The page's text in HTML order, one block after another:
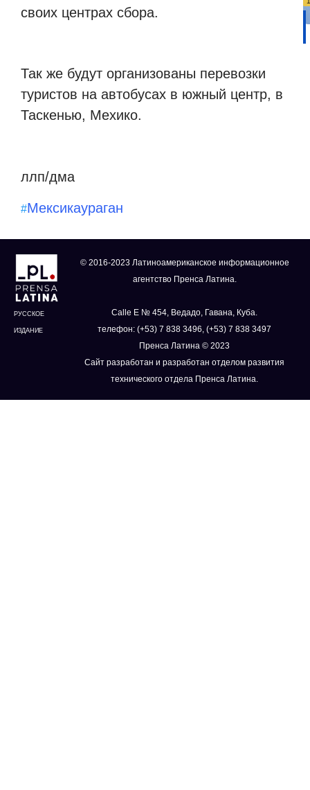
своих центрах сбора.
Так же будут организованы перевозки
туристов на автобусах в южный центр, в
Таскенью, Мехико.
ллп/дма
#Мексикаураган
РУССКОЕ
ИЗДАНИЕ
© 2016-2023 Латиноамериканское информационное
агентство Пренса Латина.
Calle E № 454, Ведадо, Гавана, Куба.
телефон: (+53) 7 838 3496, (+53) 7 838 3497
Пренса Латина © 2023
Сайт разработан и разработан отделом развития
технического отдела Пренса Латина.